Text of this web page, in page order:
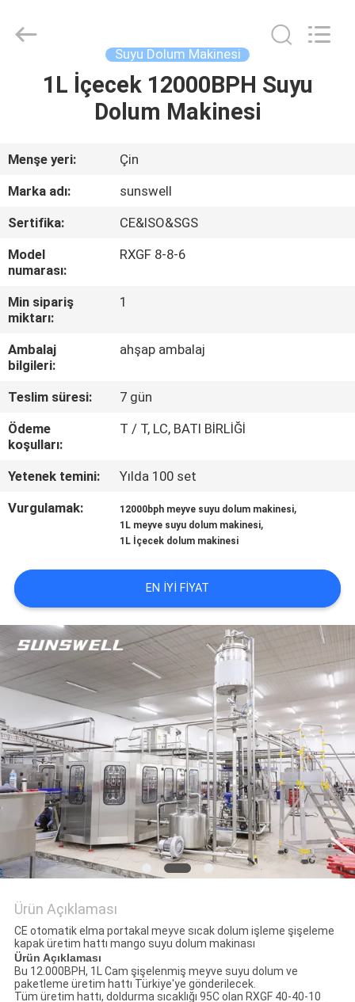
S
VİDEOLAR
HAKKIMIZDA
FABRIKA
TURU
KALITE
KONTROL
BIZIMLE
GEÇIN
HABERLER
BIR
TEKLIF
ISTEĞI
SITE
HARITASI
PRIVACY
POLICY
Suyu Dolum Makinesi
1L İçecek 12000BPH Suyu
Dolum Makinesi
Menşe yeri:
Çin
Marka adı:
sunswell
Sertifika:
CE&ISO&SGS
Model
numarası:
RXGF 8-8-6
Min sipariş
miktarı:
1
Ambalaj
bilgileri:
ahşap ambalaj
Teslim süresi:
7 gün
Ödeme
koşulları:
T / T, LC, BATI BİRLİĞİ
Yetenek temini:
Yılda 100 set
Vurgulamak:
12000bph meyve suyu dolum makinesi,
1L meyve suyu dolum makinesi,
1L İçecek dolum makinesi
EN IYI FIYAT
Ürün Açıklaması
CE otomatik elma portakal meyve sıcak dolum işleme şişeleme
kapak üretim hattı mango suyu dolum makinası
Ürün Açıklaması
Bu 12.000BPH, 1L Cam şişelenmiş meyve suyu dolum ve
paketleme üretim hattı Türkiye'ye gönderilecek.
Tüm üretim hattı, doldurma sıcaklığı 95C olan RXGF 40-40-10